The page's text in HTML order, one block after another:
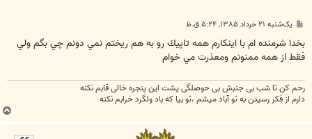
پ
ت
یک‌شنبه ۲۱ خرداد ۱۳۸۵, ۵:۲۴ ق.ظ
بخدا شرمنده ام با اينكارم همه تاپيك رو به هم ريختم نمي دونم چي بگم ولي
فقط از همه ممنونم ومعذرت مي خوام
رحم کن تا شب بی جنبش بی حوصلگی پشت این پنجره خالی قابم نکنه
دارم از فکر رسیدن به تو آباد میشم ،تو بیا که باد ولگرد خرابم نکنه
ب
ا